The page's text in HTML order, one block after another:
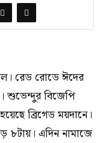
রেড রোডে ঈদের
শুভেন্দুর বিজেপি
ব্রিগেড ময়দানে।
এদিন নামাজে